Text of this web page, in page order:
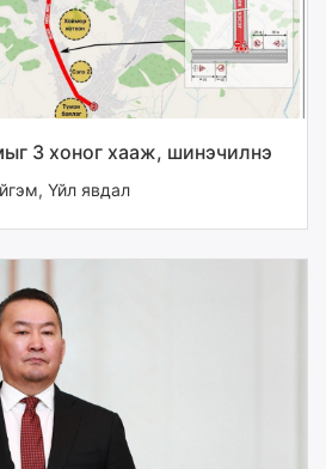
3 хоног хааж, шинэчилнэ
,Үйл явдал